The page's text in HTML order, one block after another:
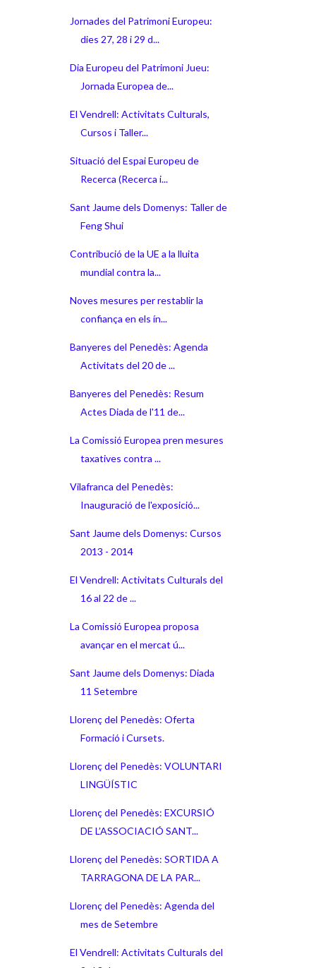
Jornades del Patrimoni Europeu:
dies 27, 28 i 29 d...
Dia Europeu del Patrimoni Jueu:
Jornada Europea de...
El Vendrell: Activitats Culturals,
Cursos i Taller...
Situació del Espai Europeu de
Recerca (Recerca i...
Sant Jaume dels Domenys: Taller de
Feng Shui
Contribució de la UE a la lluita
mundial contra la...
Noves mesures per restablir la
confiança en els ín...
Banyeres del Penedès: Agenda
Activitats del 20 de ...
Banyeres del Penedès: Resum
Actes Diada de l'11 de...
La Comissió Europea pren mesures
taxatives contra ...
Vilafranca del Penedès:
Inauguració de l'exposició...
Sant Jaume dels Domenys: Cursos
2013 - 2014
El Vendrell: Activitats Culturals del
16 al 22 de ...
La Comissió Europea proposa
avançar en el mercat ú...
Sant Jaume dels Domenys: Diada
11 Setembre
Llorenç del Penedès: Oferta
Formació i Cursets.
Llorenç del Penedès: VOLUNTARI
LINGÜÍSTIC
Llorenç del Penedès: EXCURSIÓ
DE L’ASSOCIACIÓ SANT...
Llorenç del Penedès: SORTIDA A
TARRAGONA DE LA PAR...
Llorenç del Penedès: Agenda del
mes de Setembre
El Vendrell: Activitats Culturals del